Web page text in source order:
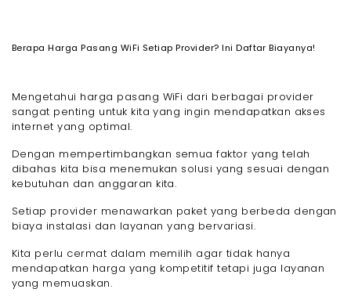
Berapa Harga Pasang WiFi Setiap Provider? Ini Daftar Biayanya!
Mengetahui harga pasang WiFi dari berbagai provider
sangat penting untuk kita yang ingin mendapatkan akses
internet yang optimal.
Dengan mempertimbangkan semua faktor yang telah
dibahas kita bisa menemukan solusi yang sesuai dengan
kebutuhan dan anggaran kita.
Setiap provider menawarkan paket yang berbeda dengan
biaya instalasi dan layanan yang bervariasi.
Kita perlu cermat dalam memilih agar tidak hanya
mendapatkan harga yang kompetitif tetapi juga layanan
yang memuaskan.